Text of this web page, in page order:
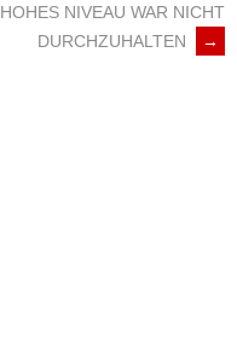
HOHES NIVEAU WAR NICHT
DURCHZUHALTEN
→